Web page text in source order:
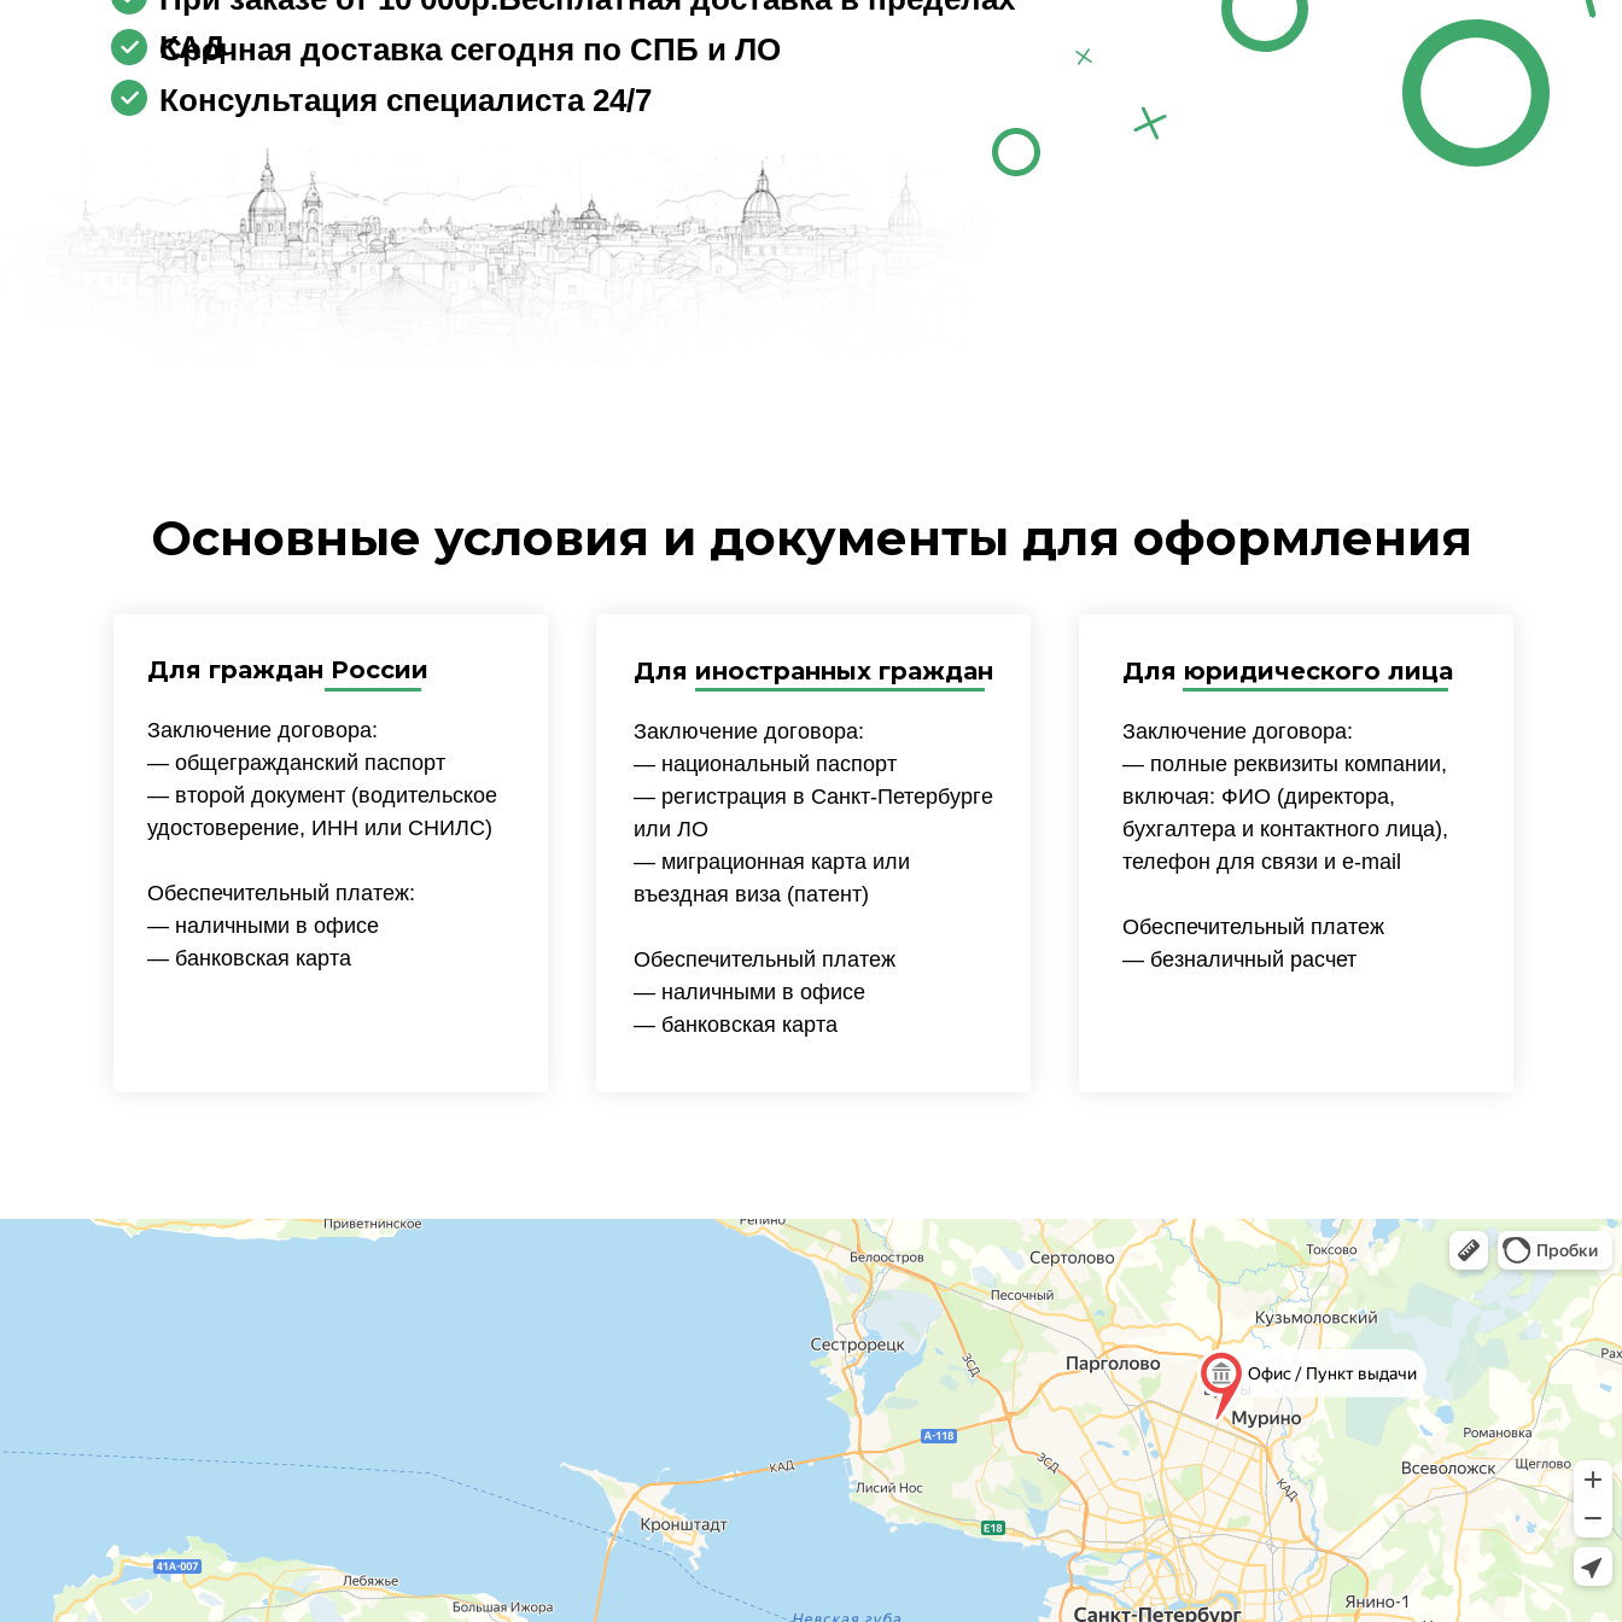
КАД
Срочная доставка сегодня по СПБ и ЛО
Консультация специалиста 24/7
Основные условия и документы для оформления
Для граждан России Для иностранных граждан Для юридического лица
Заключение договора:
— общегражданский паспорт
— второй документ (водительское
удостоверение, ИНН или СНИЛС)
Обеспечительный платеж:
— наличными в офисе
— банковская карта
Заключение договора:
— национальный паспорт
— регистрация в Санкт-Петербурге
или ЛО
— миграционная карта или
въездная виза (патент)
Обеспечительный платеж
— наличными в офисе
— банковская карта
Заключение договора:
— полные реквизиты компании,
включая: ФИО (директора,
бухгалтера и контактного лица),
телефон для связи и e-mail
Обеспечительный платеж
— безналичный расчет